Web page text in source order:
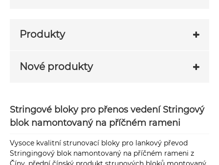
Produkty
Nové produkty
Stringové bloky pro přenos vedení Stringový
blok namontovaný na příčném rameni
Vysoce kvalitní strunovací bloky pro lankový převod
Stringingový blok namontovaný na příčném rameni z